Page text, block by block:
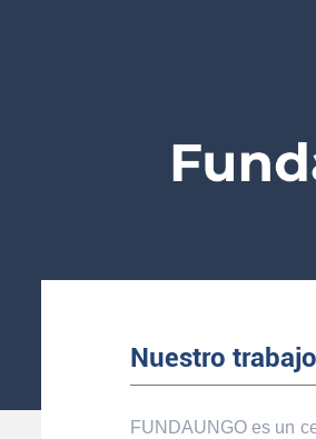
Nuestro trabajo
FUNDAUNGO es un